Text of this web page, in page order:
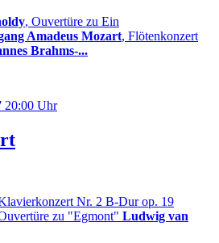
, Ouvertüre zu Ein
Amadeus Mozart, Flötenkonzert
Brahms-...
20:00 Uhr
Nr. 2 B-Dur op. 19
zu "Egmont" Ludwig van